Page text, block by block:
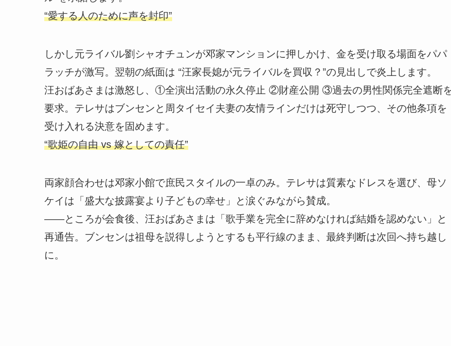
“愛する人のために声を封印”
しかし元ライバル劉シャオチュンが邓家マンションに押しかけ、金を受け取る場面をパパ
ラッチが激写。翌朝の紙面は “汪家長媳が元ライバルを買収？”の見出しで炎上します。
汪おばあさまは激怒し、①全演出活動の永久停止 ②財産公開 ③過去の男性関係完全遮断
要求。テレサはブンセンと周タイセイ夫妻の友情ラインだけは死守しつつ、その他条項を
受け入れる決意を固めます。
“歌姫の自由 vs 嫁としての責任”
両家顔合わせは邓家小館で庶民スタイルの一卓のみ。テレサは質素なドレスを選び、母ソ
ケイは「盛大な披露宴より子どもの幸せ」と涙ぐみながら賛成。
――ところが会食後、汪おばあさまは「歌手業を完全に辞めなければ結婚を認めない」と
再通告。ブンセンは祖母を説得しようとするも平行線のまま、最終判断は次回へ持ち越し
に。